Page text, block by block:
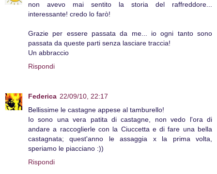
non avevo mai sentito la storia del raffreddore...
interessante! credo lo farò!
Grazie per essere passata da me... io ogni tanto sono
passata da queste parti senza lasciare traccia!
Un abbraccio
Rispondi
Federica 22/09/10, 22:17
Bellissime le castagne appese al tamburello!
Io sono una vera patita di castagne, non vedo l'ora di
andare a raccoglierle con la Ciuccetta e di fare una bella
castagnata; quest'anno le assaggia x la prima volta,
speriamo le piacciano :))
Rispondi